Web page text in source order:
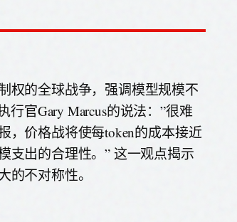
权的全球战争，强调模型规模不
官Gary Marcus的说法：”很难
，价格战将使每token的成本接近
支出的合理性。” 这一观点揭示
的不对称性。